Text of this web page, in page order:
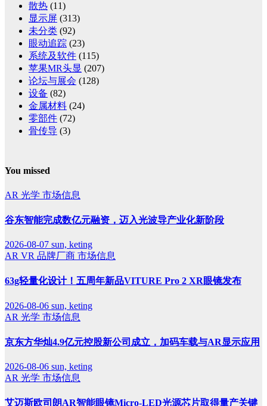
散热 (11)
显示屏 (313)
未分类 (92)
眼动追踪 (23)
系统及软件 (115)
苹果MR头显 (207)
论坛与展会 (128)
设备 (82)
金属材料 (24)
零部件 (72)
骨传导 (3)
You missed
AR 光学 市场信息
谷东智能完成数亿元融资，迈入光波导产业化新阶段
2026-08-07 sun, keting
AR VR 品牌厂商 市场信息
63g轻量化设计！五周年新品VITURE Pro 2 XR眼镜发布
2026-08-06 sun, keting
AR 光学 市场信息
京东方华灿4.9亿元控股新公司成立，加码车载与AR显示应用
2026-08-06 sun, keting
AR 光学 市场信息
艾迈斯欧司朗AR智能眼镜Micro-LED光源芯片取得量产关键